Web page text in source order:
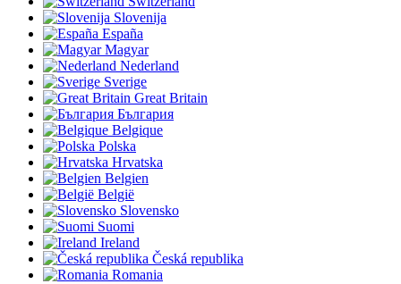
Slovenija
España
Magyar
Nederland
Sverige
Great Britain
България
Belgique
Polska
Hrvatska
Belgien
België
Slovensko
Suomi
Ireland
Česká republika
Romania